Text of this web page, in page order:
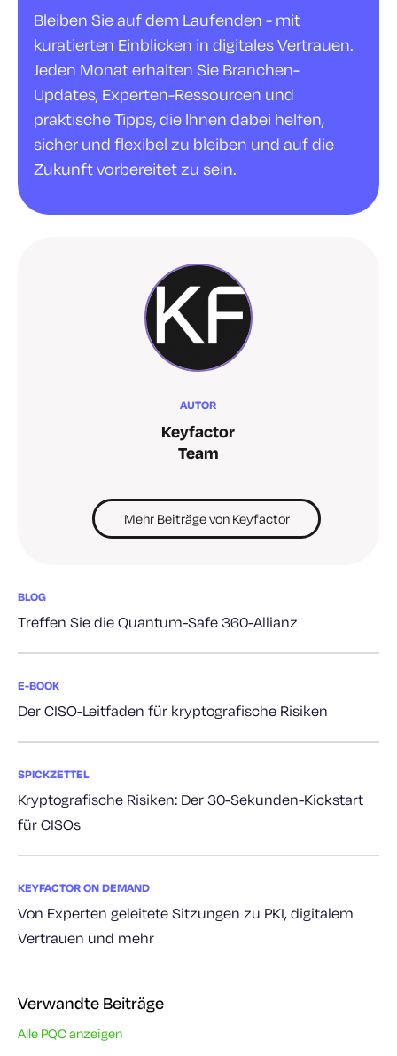
Bleiben Sie auf dem Laufenden - mit
kuratierten Einblicken in digitales Vertrauen.
Jeden Monat erhalten Sie Branchen-
Updates, Experten-Ressourcen und
praktische Tipps, die Ihnen dabei helfen,
sicher und flexibel zu bleiben und auf die
Zukunft vorbereitet zu sein.
AUTOR
Keyfactor
Team
Mehr Beiträge von Keyfactor
BLOG
Treffen Sie die Quantum-Safe 360-Allianz
E-BOOK
Der CISO-Leitfaden für kryptografische Risiken
SPICKZETTEL
Kryptografische Risiken: Der 30-Sekunden-Kickstart
für CISOs
KEYFACTOR ON DEMAND
Von Experten geleitete Sitzungen zu PKI, digitalem
Vertrauen und mehr
Verwandte Beiträge
Alle PQC anzeigen